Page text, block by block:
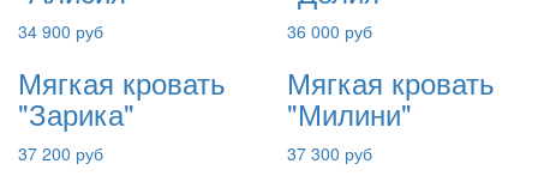
34 900 руб 36 000 руб
Мягкая кровать
"Зарика"
37 200 руб
Мягкая кровать
"Милини"
37 300 руб